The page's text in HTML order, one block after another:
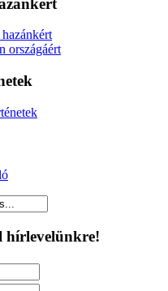
országáért
hírlevelünkre!